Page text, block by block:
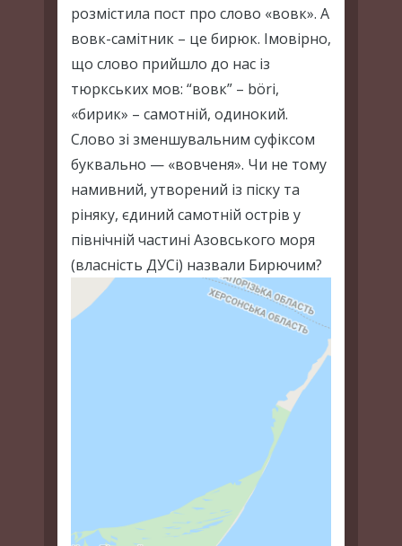
розмістила пост про слово «вовк». А
вовк-самітник – це бирюк. Імовірно,
що слово прийшло до нас із
тюркських мов: “вовк” – böri,
«бирик» – самотній, одинокий.
Слово зі зменшувальним суфіксом
буквально — «вовченя». Чи не тому
намивний, утворений із піску та
ріняку, єдиний самотній острів у
північній частині Азовського моря
(власність ДУСі) назвали Бирючим?